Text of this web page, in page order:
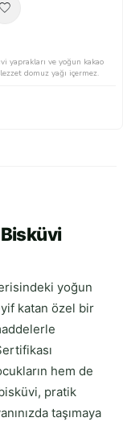
yaprakları ve yoğun kakao
domuz yağı içermez.
Bisküvi
yoğun
katan özel bir
hem de
pratik
taşımaya